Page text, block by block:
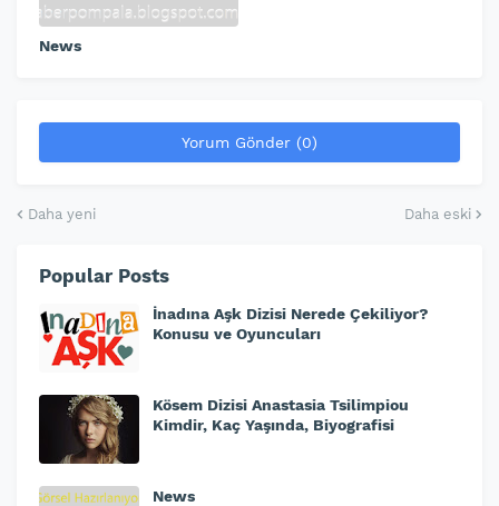
News
Yorum Gönder (0)
Daha yeni Daha eski
Popular Posts
İnadına Aşk Dizisi Nerede Çekiliyor?
Konusu ve Oyuncuları
Kösem Dizisi Anastasia Tsilimpiou
Kimdir, Kaç Yaşında, Biyografisi
News